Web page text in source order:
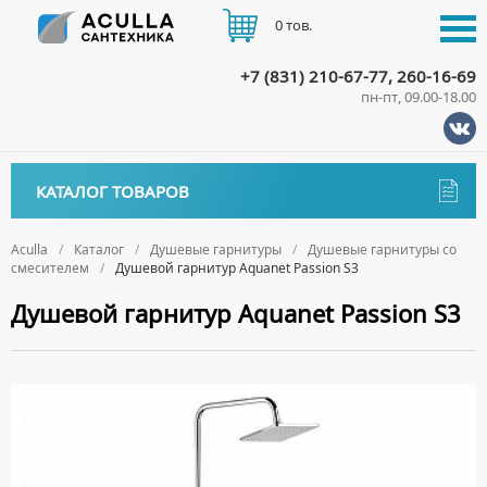
Aculla Каталог Душевые гарнитуры
Душевые гарнитуры со
смесителем
Душевой гарнитур Aquanet Passion S3
Душевой гарнитур Aquanet Passion S3
КАТАЛОГ ТОВАРОВ
ДЕРЖАТЕЛИ
ДИСПЕНСЕРЫ
ПОЛОТЕНЦЕДЕРЖАТЕЛИ
Биде
НАПОЛЬНЫЕ БИДЕ
ПОДВЕСНЫЕ БИДЕ
Ванны
АКРИЛОВЫЕ ВАННЫ
ОТДЕЛЬНОСТОЯЩИЕ ВАННЫ
ВОДОНАГРЕВАТЕЛИ КОМБИНИРОВАННОГО НАГРЕВА
ВОДОНАГРЕВАТЕЛИ КОСВЕННОГО НАГРЕВА
+7 (831) 210-67-77, 260-16-69
пн-пт, 09.00-18.00
0 тов.
ДОСТАВКА
ОПЛАТА